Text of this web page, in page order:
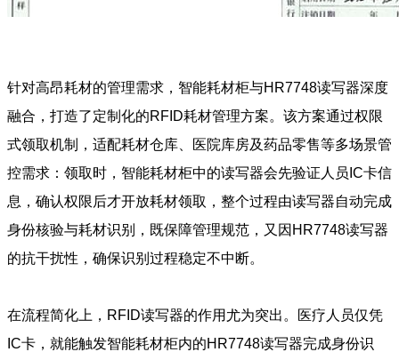
针对高昂耗材的管理需求，智能耗材柜与HR7748读写器深度
融合，打造了定制化的RFID耗材管理方案。该方案通过权限
式领取机制，适配耗材仓库、医院库房及药品零售等多场景管
控需求：领取时，智能耗材柜中的读写器会先验证人员IC卡信
息，确认权限后才开放耗材领取，整个过程由读写器自动完成
身份核验与耗材识别，既保障管理规范，又因HR7748读写器
的抗干扰性，确保识别过程稳定不中断。
在流程简化上，RFID读写器的作用尤为突出。医疗人员仅凭
IC卡，就能触发智能耗材柜内的HR7748读写器完成身份识